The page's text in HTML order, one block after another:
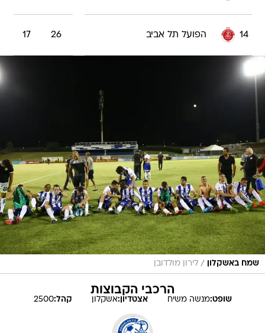
14 הפועל תל אביב 26
17
שמח באשקלון / לירון מולדובן
הרכבי הקבוצות
שופט:מנשה משיח אצטדיון:אשקלון קהל:2500